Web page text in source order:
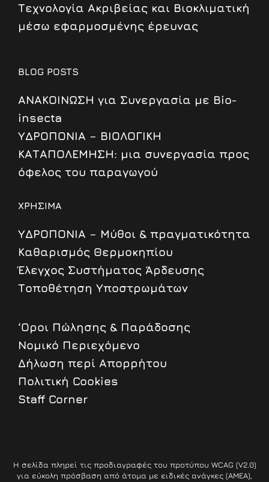
Τεχνολογία Ακριβείας και Βιοκλιματική
μέσω εφαρμοσμένης έρευνας
BLOG POSTS
ΑΝΑΚΟΙΝΩΣΗ για Συνεργασία με Bio-
insecta
ΥΔΡΟΠΟΝΙΑ – ΒΙΟΛΟΓΙΚΗ
ΚΑΤΑΠΟΛΕΜΗΣΗ: μια συνεργασία προς
όφελος του παραγωγού
ΧΡΗΣΙΜΑ
ΥΔΡΟΠΟΝΙΑ – Μύθοι & πραγματικότητα
Καθαρισμός Θερμοκηπίου
Έλεγχος Συστήματος Άρδευσης
Τοποθέτηση Υποστρωμάτων
‘Οροι Πώλησης & Παράδοσης
Nομικό Περιεχόμενο
Δήλωση περί Απορρήτου
Πολιτική Cookies
Staff Corner
Η σελίδα πληρεί τις προδιαγραφές του προτύπου WCAG (V2.0)
για εύκολη πρόσβαση από άτομα με ειδικές ανάγκες (ΑΜΕΑ),